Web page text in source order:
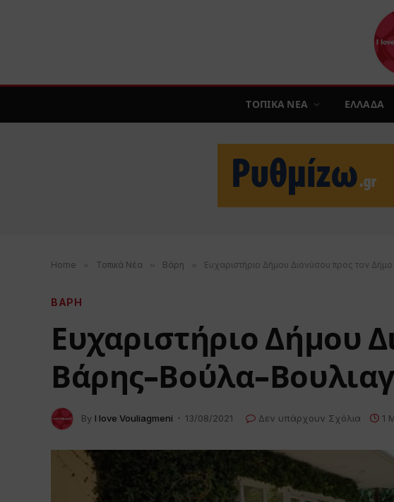
ΤΟΠΙΚΑ ΝΕΑ ΕΛΛΑΔΑ
Home » Τοπικά Νέα » Βάρη » Ευχαριστήριο Δήμου Διονύσου προς τον
ΒΑΡΗ
Ευχαριστήριο Δήμου
Βάρης-Βούλα-
By I love Vouliagmeni 13/08/2021 Δεν υπάρχουν Σχόλια 1